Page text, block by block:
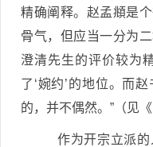
精确阐释。赵孟頫是
骨气，但应当一分为
澄清先生的评价较为
了‘婉约’的地位。而
的，并不偶然。”（见
作为开宗立派的